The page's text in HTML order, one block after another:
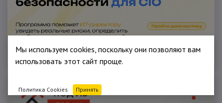
Мы используем cookies, поскольку они позволяют вам
использовать этот сайт проще.
Политика Cookies Принять